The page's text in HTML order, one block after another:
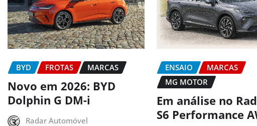
BYD FROTAS MARCAS
Novo em 2026: BYD
Dolphin G DM-i
Radar Automóvel
ENSAIO
MARCAS
MG MOTOR
Em análise no
S6 Performance